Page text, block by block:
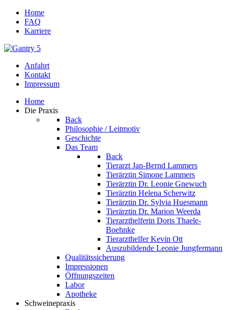
Home
FAQ
Karriere
Anfahrt
Kontakt
Impressum
Home
Die Praxis
Back
Philosophie / Leitmotiv
Geschichte
Das Team
Back
Tierarzt Jan-Bernd Lammers
Tierärztin Simone Lammers
Tierärztin Dr. Leonie Gnewuch
Tierärztin Helena Scherwitz
Tierärztin Dr. Sylvia Huesmann
Tierärztin Dr. Marion Weerda
Tierarzthelferin Doris Thaele-
Boehnke
Tierarzthelfer Kevin Ott
Auszubildende Leonie Jungfermann
Qualitätssicherung
Impressionen
Öffnungszeiten
Labor
Apotheke
Schweinepraxis